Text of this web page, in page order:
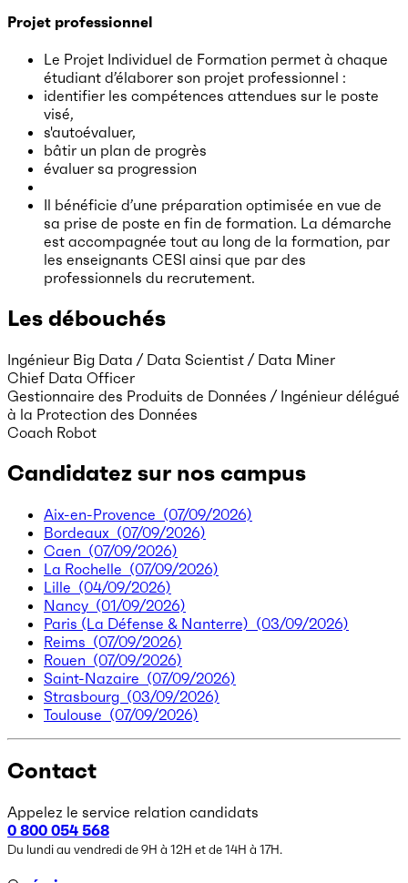
Projet professionnel
Le Projet Individuel de Formation permet à chaque
étudiant d’élaborer son projet professionnel :
identifier les compétences attendues sur le poste
visé,
s'autoévaluer,
bâtir un plan de progrès
évaluer sa progression
Il bénéficie d’une préparation optimisée en vue de
sa prise de poste en fin de formation. La démarche
est accompagnée tout au long de la formation, par
les enseignants CESI ainsi que par des
professionnels du recrutement.
Les débouchés
Ingénieur Big Data / Data Scientist / Data Miner
Chief Data Officer
Gestionnaire des Produits de Données / Ingénieur délégué
à la Protection des Données
Coach Robot
Candidatez sur nos campus
Aix-en-Provence (07/09/2026)
Bordeaux (07/09/2026)
Caen (07/09/2026)
La Rochelle (07/09/2026)
Lille (04/09/2026)
Nancy (01/09/2026)
Paris (La Défense & Nanterre) (03/09/2026)
Reims (07/09/2026)
Rouen (07/09/2026)
Saint-Nazaire (07/09/2026)
Strasbourg (03/09/2026)
Toulouse (07/09/2026)
Contact
Appelez le service relation candidats
0 800 054 568
Du lundi au vendredi de 9H à 12H et de 14H à 17H.